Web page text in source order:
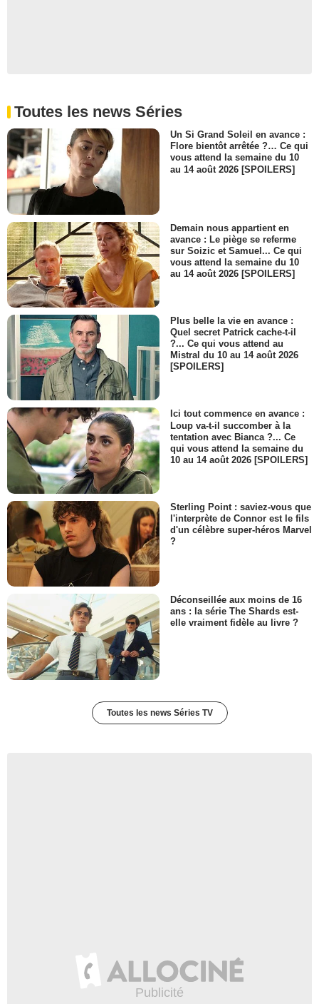
Toutes les news Séries
Un Si Grand Soleil en avance :
Flore bientôt arrêtée ?… Ce qui
vous attend la semaine du 10
au 14 août 2026 [SPOILERS]
Demain nous appartient en
avance : Le piège se referme
sur Soizic et Samuel... Ce qui
vous attend la semaine du 10
au 14 août 2026 [SPOILERS]
Plus belle la vie en avance :
Quel secret Patrick cache-t-il
?... Ce qui vous attend au
Mistral du 10 au 14 août 2026
[SPOILERS]
Ici tout commence en avance :
Loup va-t-il succomber à la
tentation avec Bianca ?... Ce
qui vous attend la semaine du
10 au 14 août 2026 [SPOILERS]
Sterling Point : saviez-vous que
l'interprète de Connor est le fils
d'un célèbre super-héros Marvel
?
Déconseillée aux moins de 16
ans : la série The Shards est-
elle vraiment fidèle au livre ?
Toutes les news Séries TV